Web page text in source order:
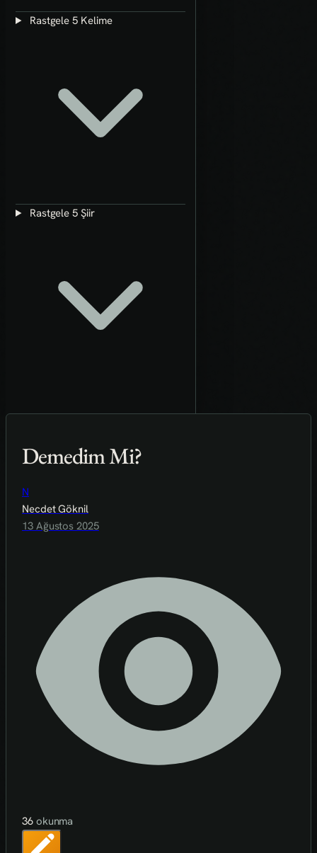
Rastgele 5 Kelime
Rastgele 5 Şiir
Demedim Mi?
N
Necdet Göknil
13 Ağustos 2025
36 okunma